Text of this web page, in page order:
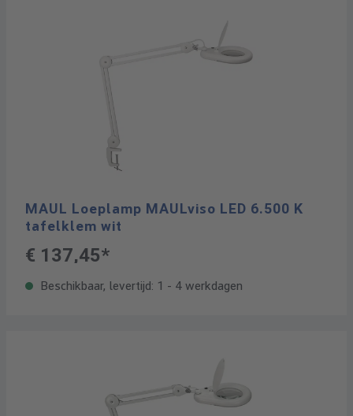
MAUL Loeplamp MAULviso LED 6.500 K
tafelklem wit
€ 137,45*
Beschikbaar, levertijd: 1 - 4 werkdagen